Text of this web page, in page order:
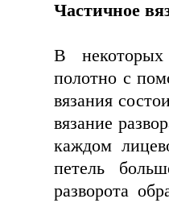
Частичное
В некоторых
полотно с
вязания
вязание
каждом
петель
разворота